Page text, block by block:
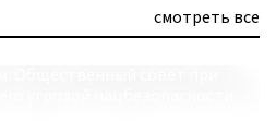
смотреть все